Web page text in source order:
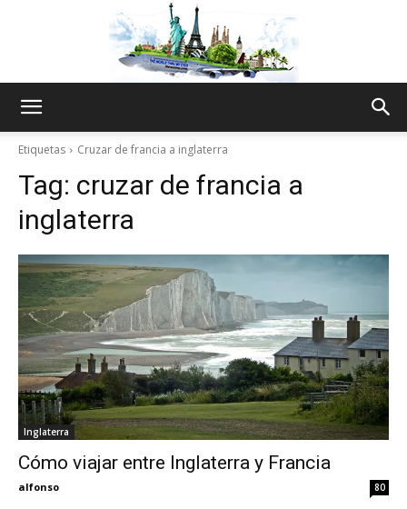
Thru
My
Etiquetas Cruzar de francia a inglaterra
Tag: cruzar de francia a
inglaterra
Inglaterra
Cómo viajar entre Inglaterra y Francia
alfonso 80